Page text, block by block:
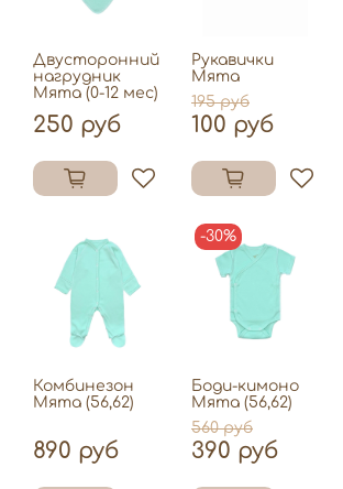
Двусторонний
нагрудник
Мята (0-12 мес)
250 руб
Рукавички
Мята
195 руб
100 руб
Комбинезон
Мята (56,62)
890 руб
-30%
Боди-кимоно
Мята (56,62)
560 руб
390 руб